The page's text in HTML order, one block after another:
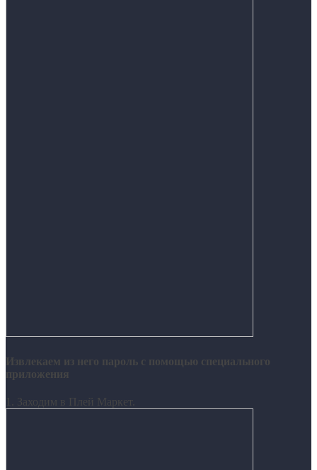
Извлекаем из него пароль с помощью специального
приложения
1. Заходим в Плей Маркет.